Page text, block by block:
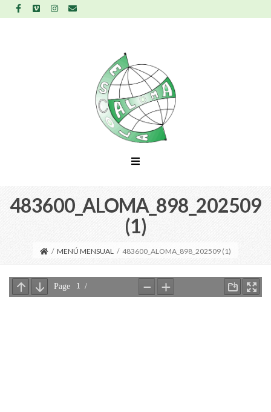
483600_ALOMA_898_202509
(1)
/ MENÚ MENSUAL / 483600_ALOMA_898_202509 (1)